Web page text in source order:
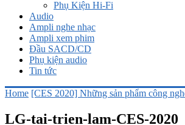
Phụ Kiện Hi-Fi
Audio
Ampli nghe nhạc
Ampli xem phim
Đầu SACD/CD
Phụ kiện audio
Tin tức
Home [CES 2020] Những sản phẩm công
LG-tai-trien-lam-CES-2020